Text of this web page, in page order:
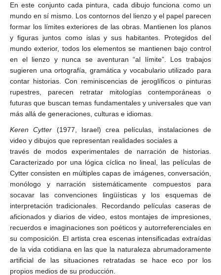
En este conjunto cada pintura, cada dibujo funciona como un
mundo en sí mismo. Los contornos del lienzo y el papel parecen
formar los límites exteriores de las obras. Mantienen los planos
y figuras juntos como islas y sus habitantes. Protegidos del
mundo exterior, todos los elementos se mantienen bajo control
en el lienzo y nunca se aventuran “al límite”. Los trabajos
sugieren una ortografía, gramática y vocabulario utilizado para
contar historias. Con reminiscencias de jeroglíficos o pinturas
rupestres, parecen retratar mitologías contemporáneas o
futuras que buscan temas fundamentales y universales que van
más allá de generaciones, culturas e idiomas.
Keren Cytter (1977, Israel) crea películas, instalaciones de
video y dibujos que representan realidades sociales a
través de modos experimentales de narración de historias.
Caracterizado por una lógica cíclica no lineal, las películas de
Cytter consisten en múltiples capas de imágenes, conversación,
monólogo y narración sistemáticamente compuestos para
socavar las convenciones lingüísticas y los esquemas de
interpretación tradicionales. Recordando películas caseras de
aficionados y diarios de video, estos montajes de impresiones,
recuerdos e imaginaciones son poéticos y autorreferenciales en
su composición. El artista crea escenas intensificadas extraídas
de la vida cotidiana en las que la naturaleza abrumadoramente
artificial de las situaciones retratadas se hace eco por los
propios medios de su producción.